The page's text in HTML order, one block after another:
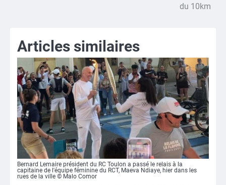
du 10km
Articles similaires
Bernard Lemaire président du RC Toulon a passé le relais à la
capitaine de l'équipe féminine du RCT, Maeva Ndiaye, hier dans les
rues de la ville © Malo Comor